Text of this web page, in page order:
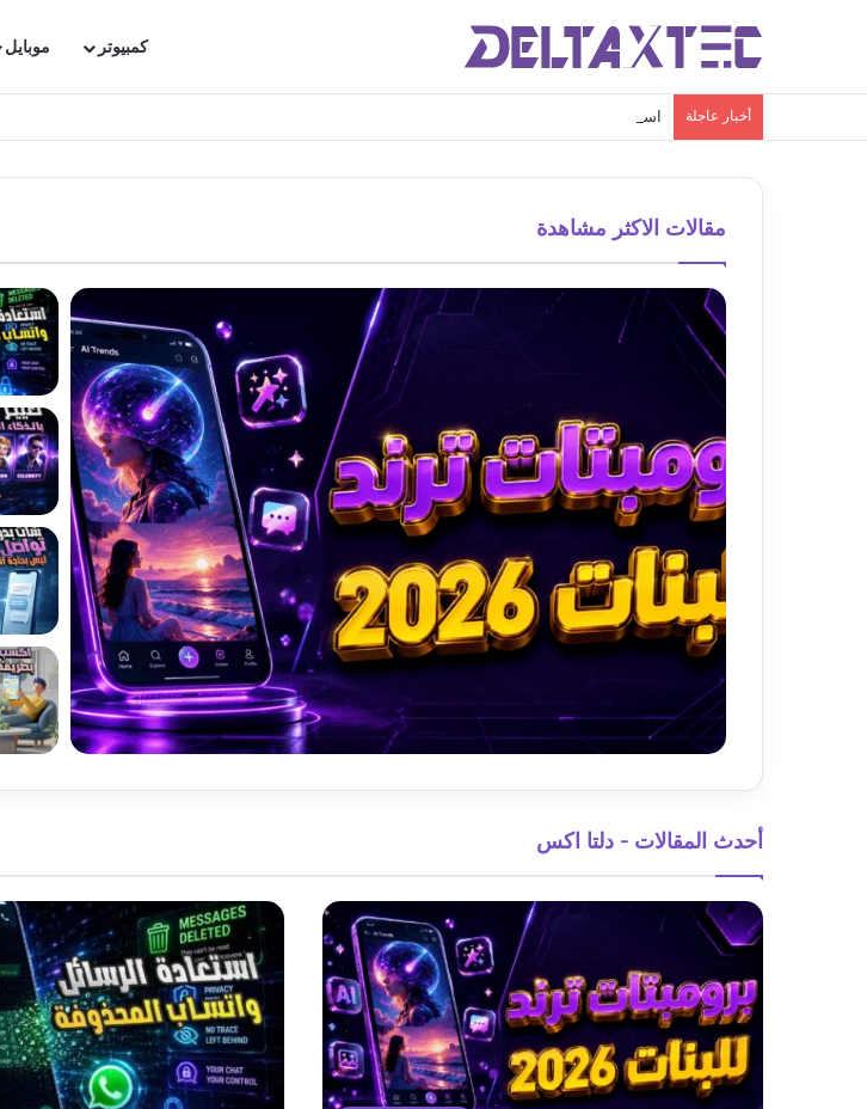
كمبيوتر موبايل
أخبار عاجلة استعادة رسائل واتساب المحذوفة: دليلك الشامل لاسترجاع محادثاتك الهامة
مقالات الاكثر مشاهدة
أحدث المقالات - دلتا اكس